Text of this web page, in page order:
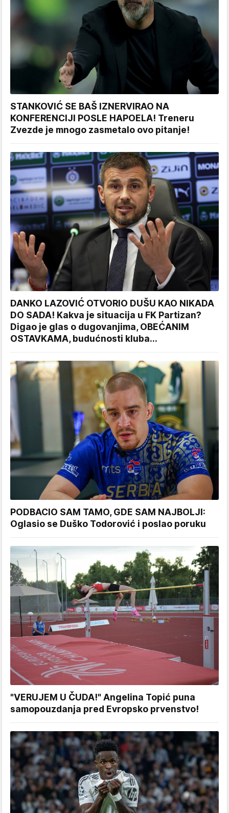
STANKOVIĆ SE BAŠ IZNERVIRAO NA
KONFERENCIJI POSLE HAPOELA! Treneru
Zvezde je mnogo zasmetalo ovo pitanje!
DANKO LAZOVIĆ OTVORIO DUŠU KAO NIKADA
DO SADA! Kakva je situacija u FK Partizan?
Digao je glas o dugovanjima, OBEĆANIM
OSTAVKAMA, budućnosti kluba...
PODBACIO SAM TAMO, GDE SAM NAJBOLJI:
Oglasio se Duško Todorović i poslao poruku
"VERUJEM U ČUDA!" Angelina Topić puna
samopouzdanja pred Evropsko prvenstvo!